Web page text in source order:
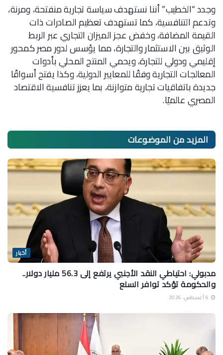
وجدد “الخطيب” أننا نستهدف سياسة تجارية منفتحة، ومرنة،
وتدعم التنافسية، كما تستهدف تعظيم الصادرات ذات
القيمة المضافة، وخفض عجز الميزان التجاري عبر الربط
الوثيق بين الاستثمار والتجارة، مما يؤسس لدور مصر كمحور
إقليمي ودولي للتجارة، ويحمي المنتج المحلي بأدوات
المعالجات التجارية وفقًا للمعايير الدولية، وكذا يفتح أسواقًا
جديدة باتفاقيات تجارية متوازنة، بما يعزز تنافسية الاقتصاد
المصري عالميًا.
المزيد منالموضوعات
أخبار
مدبولي: احتياطي النقد الأجنبي يرتفع إلى 56.3 مليار دولار..
والحكومة تؤكد توافر السلع